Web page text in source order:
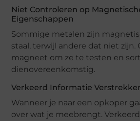
Niet Controleren op
Eigenschappen
Sommige metalen zijn
staal, terwijl andere dat niet zijn.
magneet om ze te testen en
dienovereenkomstig.
Verkeerd Informatie
Wanneer je naar een opkoper
over wat je meebrengt.